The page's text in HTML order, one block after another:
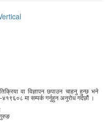
वा विज्ञापन छपाउन चाहनु हुन्छ भने
मा सम्पर्क गर्नुहुन अनुरोध गर्दछौं ।